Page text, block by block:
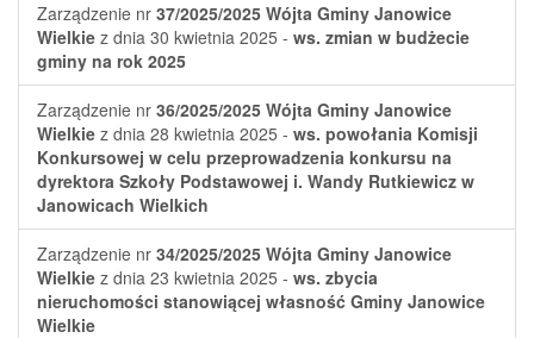
Zarządzenie nr 37/2025/2025 Wójta Gminy Janowice
Wielkie z dnia 30 kwietnia 2025 - ws. zmian w budżecie
gminy na rok 2025
Zarządzenie nr 36/2025/2025 Wójta Gminy Janowice
Wielkie z dnia 28 kwietnia 2025 - ws. powołania Komisji
Konkursowej w celu przeprowadzenia konkursu na
dyrektora Szkoły Podstawowej i. Wandy Rutkiewicz w
Janowicach Wielkich
Zarządzenie nr 34/2025/2025 Wójta Gminy Janowice
Wielkie z dnia 23 kwietnia 2025 - ws. zbycia
nieruchomości stanowiącej własność Gminy Janowice
Wielkie